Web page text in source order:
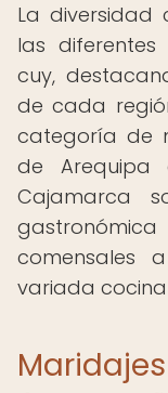
La diversidad
las
cuy,
de cada
categoría de
de
Cajamarca
comensales
variada